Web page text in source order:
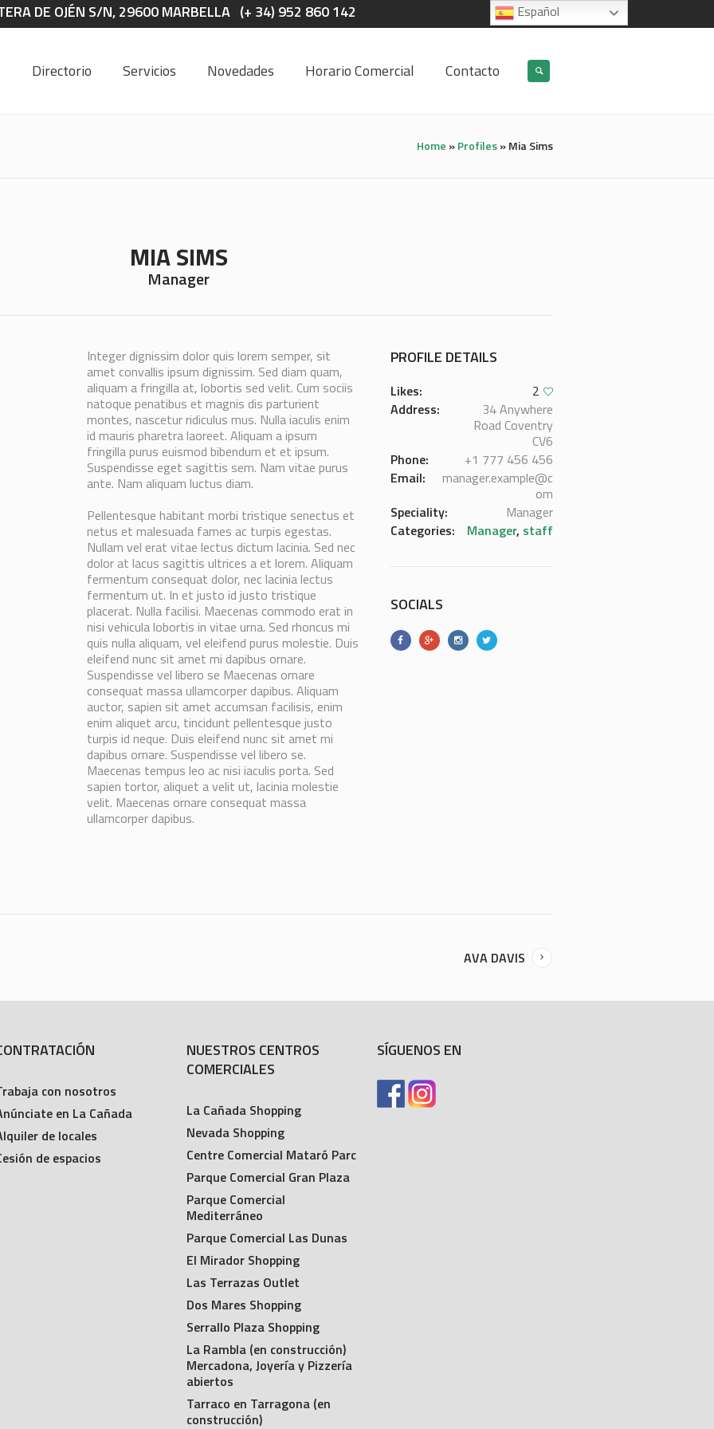
DE OJÉN S/N, 29600 MARBELLA (+ 34) 952 860 142
Directorio Servicios Novedades Horario Comercial Contacto
Home »Profiles»Mia Sims
MIA SIMS
Manager
Integer dignissim dolor quis lorem semper, sit
amet convallis ipsum dignissim. Sed diam quam,
aliquam a fringilla at, lobortis sed velit. Cum sociis
natoque penatibus et magnis dis parturient
montes, nascetur ridiculus mus. Nulla iaculis enim
id mauris pharetra laoreet. Aliquam a ipsum
fringilla purus euismod bibendum et et ipsum.
Suspendisse eget sagittis sem. Nam vitae purus
ante. Nam aliquam luctus diam.
Pellentesque habitant morbi tristique senectus et
netus et malesuada fames ac turpis egestas.
Nullam vel erat vitae lectus dictum lacinia. Sed nec
dolor at lacus sagittis ultrices a et lorem. Aliquam
fermentum consequat dolor, nec lacinia lectus
fermentum ut. In et justo id justo tristique
placerat. Nulla facilisi. Maecenas commodo erat in
nisi vehicula lobortis in vitae urna. Sed rhoncus mi
quis nulla aliquam, vel eleifend purus molestie. Duis
eleifend nunc sit amet mi dapibus ornare.
Suspendisse vel libero se Maecenas ornare
consequat massa ullamcorper dapibus. Aliquam
auctor, sapien sit amet accumsan facilisis, enim
enim aliquet arcu, tincidunt pellentesque justo
turpis id neque. Duis eleifend nunc sit amet mi
dapibus ornare. Suspendisse vel libero se.
Maecenas tempus leo ac nisi iaculis porta. Sed
sapien tortor, aliquet a velit ut, lacinia molestie
velit. Maecenas ornare consequat massa
ullamcorper dapibus.
PROFILE DETAILS
Likes:
2
Address:
34 Anywhere
Road Coventry
CV6
Phone:
+1 777 456 456
Email:
manager.example@c
om
Speciality:
Manager
Categories:
Manager, staff
SOCIALS
AVA DAVIS
con nosotros
en La Cañada
de locales
de espacios
NUESTROS CENTROS
COMERCIALES
La Cañada Shopping
Nevada Shopping
Centre Comercial Mataró Parc
Parque Comercial Gran Plaza
Parque Comercial
Mediterráneo
Parque Comercial Las Dunas
El Mirador Shopping
Las Terrazas Outlet
Dos Mares Shopping
Serrallo Plaza Shopping
La Rambla (en construcción)
Mercadona, Joyería y Pizzería
abiertos
Tarraco en Tarragona (en
construcción)
SÍGUENOS EN
Español